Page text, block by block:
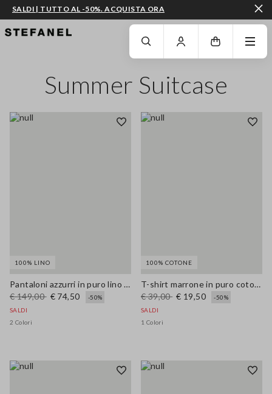
VAI AL CONTENUTO PRINCIPALE SCENDI AL FONDO DELLA PAGINA
SALDI | TUTTO AL -50%. ACQUISTA ORA
Summer Suitcase
100% LINO
Pantaloni azzurri in puro lino wide leg
€ 149,00 € 74,50
-50%
SALDI
2 Colori
100% COTONE
T-shirt marrone in puro cotone oversize fit con stampa
€ 39,00 € 19,50
-50%
SALDI
1 Colori